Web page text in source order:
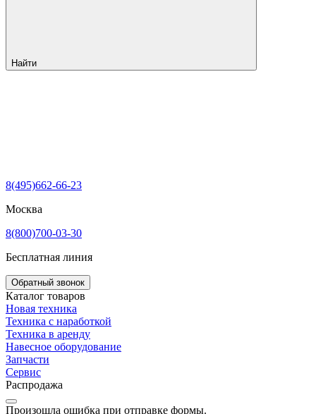
Найти
8(495)662-66-23
Москва
8(800)700-03-30
Бесплатная линия
Обратный звонок
Каталог товаров
Новая техника
Техника с наработкой
Техника в аренду
Навесное оборудование
Запчасти
Сервис
Распродажа
Произошла ошибка при отправке формы.